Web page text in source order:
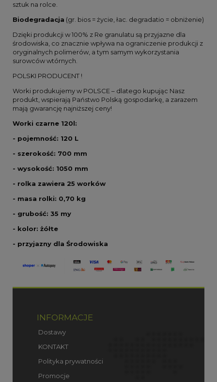
sztuk na rolce.
Biodegradacja (gr. bios = życie, łac. degradatio = obniżenie)
Dzięki produkcji w 100% z Re granulatu są przyjazne dla
środowiska, co znacznie wpływa na ograniczenie produkcji z
oryginalnych polimerów, a tym samym wykorzystania
surowców wtórnych.
POLSKI PRODUCENT !
Worki produkujemy w POLSCE – dlatego kupując Nasz
produkt, wspierają Państwo Polską gospodarkę, a zarazem
mają gwarancję najniższej ceny!
Worki czarne 120l:
- pojemność: 120 L
- szerokość: 700 mm
- wysokość: 1050 mm
- rolka zawiera 25 worków
- masa rolki: 0,70 kg
- grubość: 35 my
- kolor: żółte
- przyjazny dla Środowiska
INFORMACJE
Dostawy
KONTAKT
Polityka prywatności
Promocje